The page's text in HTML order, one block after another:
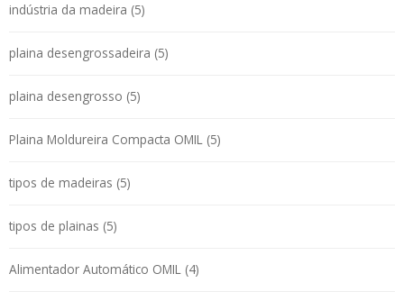
indústria da madeira (5)
plaina desengrossadeira (5)
plaina desengrosso (5)
Plaina Moldureira Compacta OMIL (5)
tipos de madeiras (5)
tipos de plainas (5)
Alimentador Automático OMIL (4)